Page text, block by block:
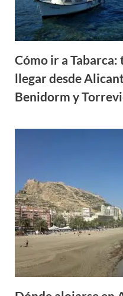
Cómo ir a Tabarca:
llegar desde
Benidorm y